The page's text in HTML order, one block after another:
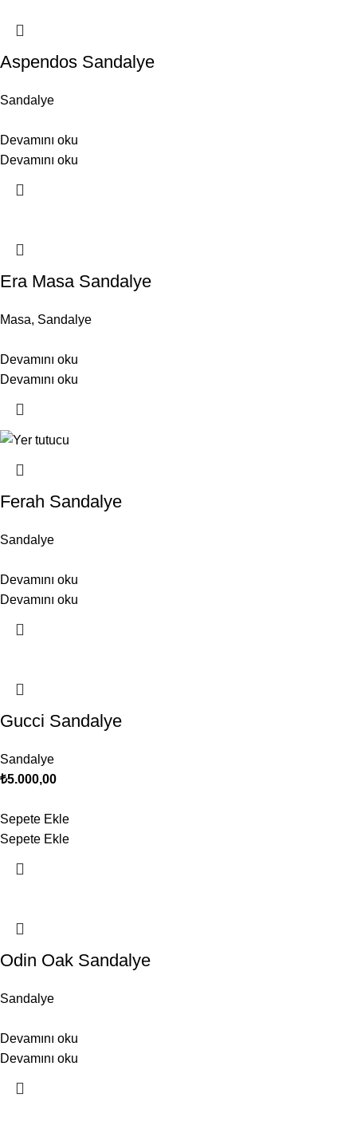
Aspendos Sandalye
Sandalye
Devamını oku
Devamını oku
Era Masa Sandalye
Masa, Sandalye
Devamını oku
Devamını oku
Ferah Sandalye
Sandalye
Devamını oku
Devamını oku
Gucci Sandalye
Sandalye
₺5.000,00
Sepete Ekle
Sepete Ekle
Odin Oak Sandalye
Sandalye
Devamını oku
Devamını oku